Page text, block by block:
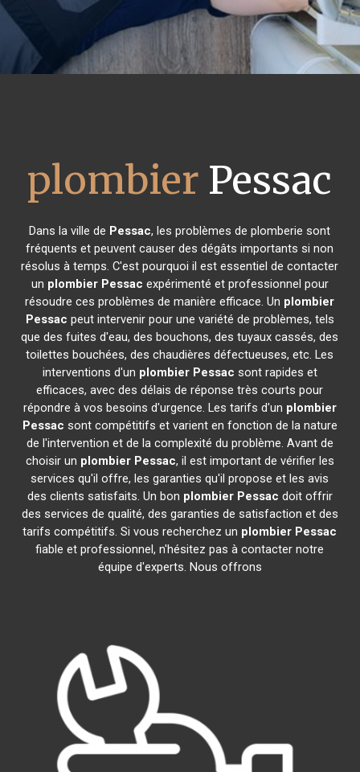
plombier Pessac
Dans la ville de Pessac, les problèmes de plomberie sont
fréquents et peuvent causer des dégâts importants si non
résolus à temps. C'est pourquoi il est essentiel de contacter
un plombier Pessac expérimenté et professionnel pour
résoudre ces problèmes de manière efficace. Un plombier
Pessac peut intervenir pour une variété de problèmes, tels
que des fuites d'eau, des bouchons, des tuyaux cassés, des
toilettes bouchées, des chaudières défectueuses, etc. Les
interventions d'un plombier Pessac sont rapides et
efficaces, avec des délais de réponse très courts pour
répondre à vos besoins d'urgence. Les tarifs d'un plombier
Pessac sont compétitifs et varient en fonction de la nature
de l'intervention et de la complexité du problème. Avant de
choisir un plombier Pessac, il est important de vérifier les
services qu'il offre, les garanties qu'il propose et les avis
des clients satisfaits. Un bon plombier Pessac doit offrir
des services de qualité, des garanties de satisfaction et des
tarifs compétitifs. Si vous recherchez un plombier Pessac
fiable et professionnel, n'hésitez pas à contacter notre
équipe d'experts. Nous offrons